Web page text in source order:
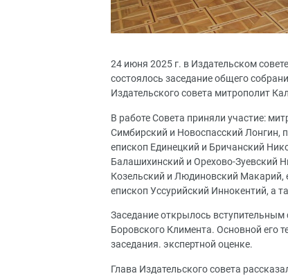
24 июня 2025 г. в Издательском
состоялось заседание общего
Издательского совета митрополит
В работе Совета приняли участие:
Симбирский и Новоспасский Лонгин,
епископ Единецкий и Бричанский
Балашихинский и Орехово-Зуевский
Козельский и Людиновский Макарий,
епископ Уссурийский Иннокентий, а
Заседание открылось вступительным
Боровского Климента. Основной его
заседания. экспертной оценке.
Глава Издательского совета